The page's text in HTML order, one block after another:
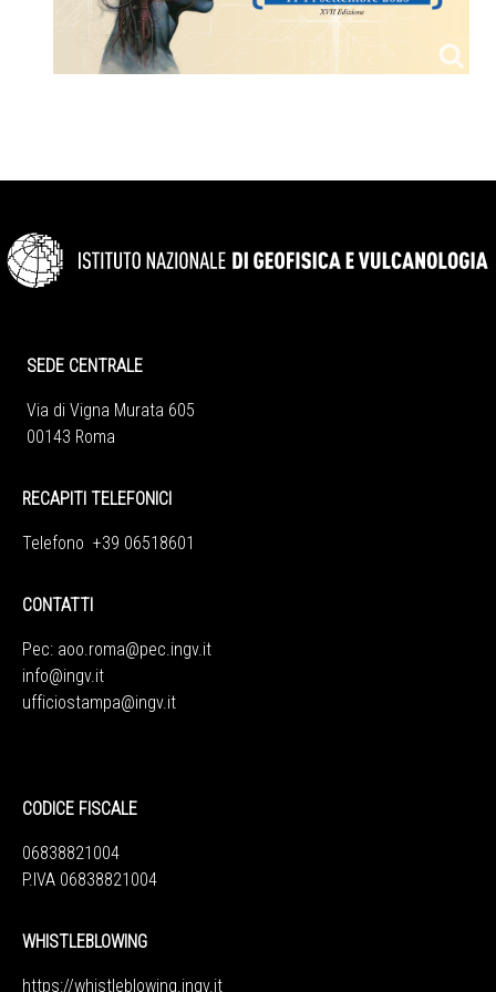
SEDE CENTRALE
Via di Vigna Murata 605
00143 Roma
RECAPITI TELEFONICI
Telefono +39 06518601
CONTATTI
Pec: aoo.roma@pec.ingv.it
info@ingv.it
ufficiostampa@ingv.it
CODICE FISCALE
06838821004
P.IVA 06838821004
WHISTLEBLOWING
https://whistleblowing.ingv.it